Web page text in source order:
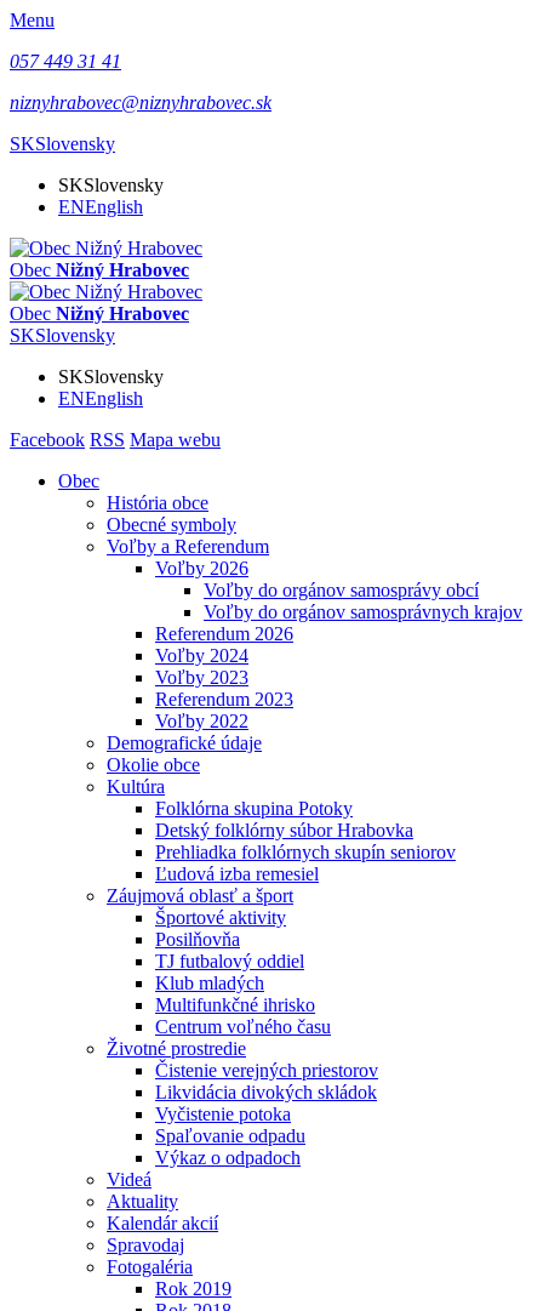
Menu
057 449 31 41
niznyhrabovec@niznyhrabovec.sk
SKSlovensky
SKSlovensky
ENEnglish
Obec Nižný Hrabovec
Obec Nižný Hrabovec
SKSlovensky
SKSlovensky
ENEnglish
Facebook RSS Mapa webu
Obec
História obce
Obecné symboly
Voľby a Referendum
Voľby 2026
Voľby do orgánov samosprávy obcí
Voľby do orgánov samosprávnych krajov
Referendum 2026
Voľby 2024
Voľby 2023
Referendum 2023
Voľby 2022
Demografické údaje
Okolie obce
Kultúra
Folklórna skupina Potoky
Detský folklórny súbor Hrabovka
Prehliadka folklórnych skupín seniorov
Ľudová izba remesiel
Záujmová oblasť a šport
Športové aktivity
Posilňovňa
TJ futbalový oddiel
Klub mladých
Multifunkčné ihrisko
Centrum voľného času
Životné prostredie
Čistenie verejných priestorov
Likvidácia divokých skládok
Vyčistenie potoka
Spaľovanie odpadu
Výkaz o odpadoch
Videá
Aktuality
Kalendár akcií
Spravodaj
Fotogaléria
Rok 2019